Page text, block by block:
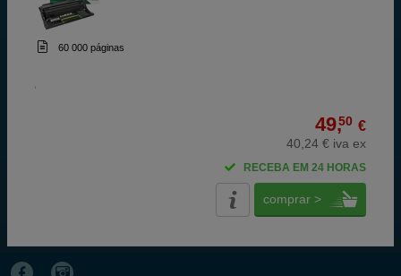
60 000 páginas
49,50 €
40,24 € iva ex
RECEBA EM 24 HORAS
comprar >